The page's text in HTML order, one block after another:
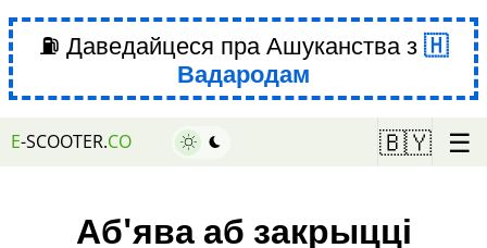
⛽ Даведайцеся пра Ашуканства з
Вадародам
E-SCOOTER.CO 🇧🇾 ☰
Аб'ява аб закрыцці